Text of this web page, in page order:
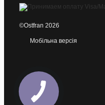
©Ostfran 2026
Мобільна версія